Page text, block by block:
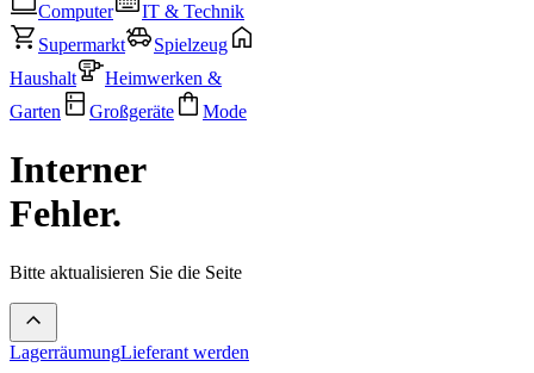
Computer
IT & Technik
Supermarkt
Spielzeug
Haushalt
Heimwerken &
Garten
Großgeräte Mode
Interner
Fehler.
Bitte aktualisieren Sie die Seite
LagerräumungLieferant werden